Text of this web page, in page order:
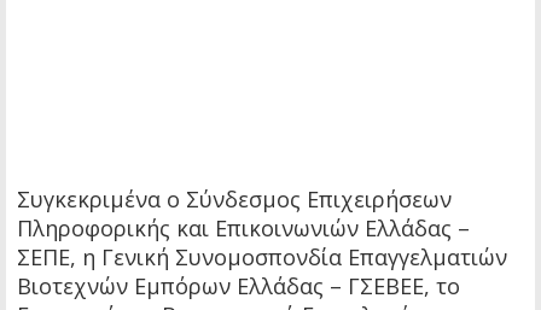
Συγκεκριμένα ο Σύνδεσμος Επιχειρήσεων
Πληροφορικής και Επικοινωνιών Ελλάδας –
ΣΕΠΕ, η Γενική Συνομοσπονδία Επαγγελματιών
Βιοτεχνών Εμπόρων Ελλάδας – ΓΣΕΒΕΕ, το